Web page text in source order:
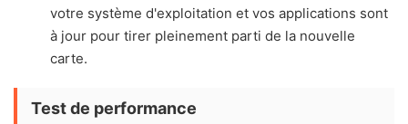
votre système d'exploitation et vos applications sont
à jour pour tirer pleinement parti de la nouvelle
carte.
Test de performance